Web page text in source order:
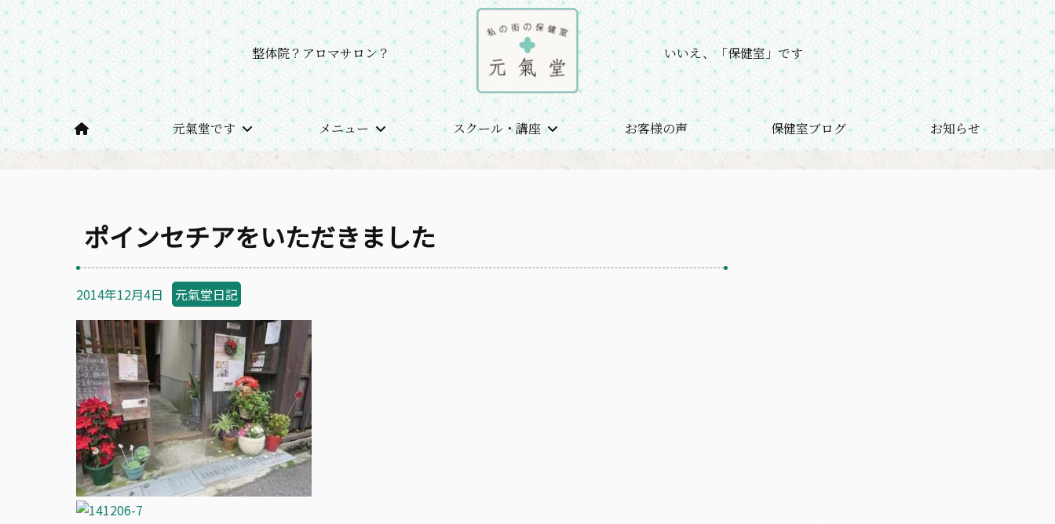
整体院？アロマサロン？ いいえ、「保健室」です
元氣堂です メニュー スクール・講座 お客様の声 保健室ブログ お知らせ
ホーム Jun先生の保健室ブログ ポインセチアをいただきました
ポインセチアをいただきました
2014年12月4日 元氣堂日記